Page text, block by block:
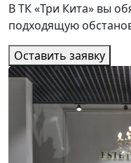
В ТК «Три Кита» вы
подходящую
Оставить заявку